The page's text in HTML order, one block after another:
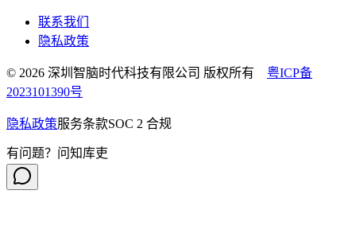
联系我们
隐私政策
© 2026 深圳智脑时代科技有限公司 版权所有 粤ICP备
2023101390号
隐私政策服务条款SOC 2 合规
有问题？问知库吏